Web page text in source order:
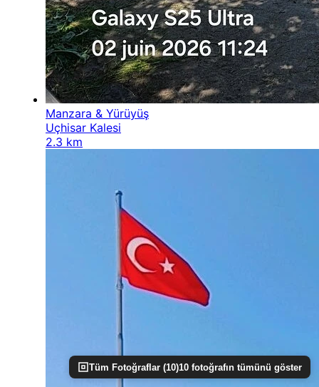
Tüm Fotoğraflar (10)10 fotoğrafın tümünü göster
Manzara & Yürüyüş
Uçhisar Kalesi
2.3 km